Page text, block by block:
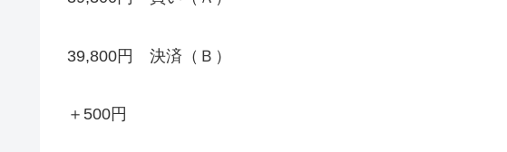
39,800円 決済（Ｂ）
＋500円